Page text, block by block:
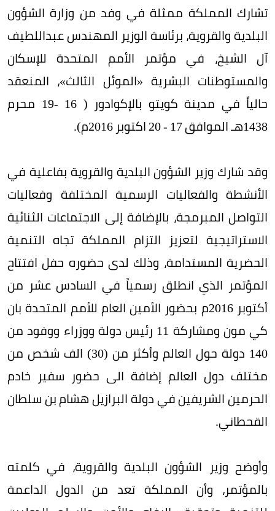
تشارك المملكة ممثلة في وفد من وزارة الشؤون
البلدية والقروية، برئاسة الوزير المهندس عبداللطيف
آل الشيخ، في مؤتمر الأمم المتحدة للإسكان
والمستوطنات البشرية «الموئل الثالث»، المنعقد
حالياً في مدينة كويتو بالإكوادور ( 16 -19 محرم
1438هـ الموافق 17 - 20 اكتوبر 2016م).
وقد شارك وزير الشؤون البلدية والقروية بفاعلية في
الأنشطة والفعاليات الرسمية المختلفة وفعاليات
التواصل المبرمجة، بالإضافة إلى الاجتماعات الثنائية
الاستراتيجية لتعزيز التزام المملكة تجاه التنمية
الحضرية المستدامة، وذلك لدى حضوره حفل افتتاح
المؤتمر الذي انطلق رسمياً في السادس عشر من
أكتوبر 2016م بحضور الأمين العام للأمم المتحدة بان
كي مون ومشاركة 11 رئيس دولة ووزراء ووفود من
140 دولة حول العالم وأكثر من (30) الف شخص من
مختلف دول العالم إضافة الى حضور سفير خادم
الحرمين الشريفين في دولة البرازيل هشام بن سلطان
القحطاني.
وأوضح وزير الشؤون البلدية والقروية، في كلمته
بالمؤتمر، وأن المملكة تعد من الدول الداعمة